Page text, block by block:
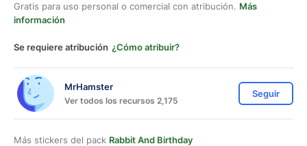
Gratis para uso personal o comercial con atribución. Más
información
Se requiere atribución ¿Cómo atribuir?
MrHamster
Ver todos los recursos 2,175
Seguir
Más stickers del pack Rabbit And Birthday